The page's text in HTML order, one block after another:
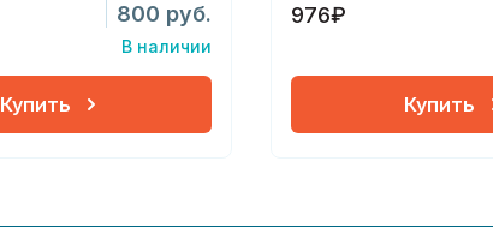
800 руб.
В наличии
Купить
976₽
Купить